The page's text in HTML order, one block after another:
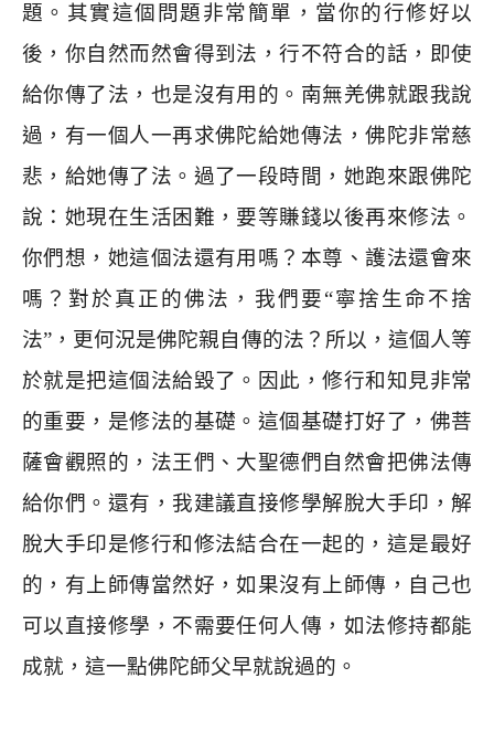
題。其實這個問題非常簡單，當你的行修好以
後，你自然而然會得到法，行不符合的話，即使
給你傳了法，也是沒有用的。南無羌佛就跟我說
過，有一個人一再求佛陀給她傳法，佛陀非常慈
悲，給她傳了法。過了一段時間，她跑來跟佛陀
說：她現在生活困難，要等賺錢以後再來修法。
你們想，她這個法還有用嗎？本尊、護法還會來
嗎？對於真正的佛法，我們要“寧捨生命不捨
法” ，更何況是佛陀親自傳的法？所以，這個人等
於就是把這個法給毀了。因此，修行和知見非常
的重要，是修法的基礎。這個基礎打好了，佛菩
薩會觀照的，法王們、大聖德們自然會把佛法傳
給你們。還有，我建議直接修學解脫大手印，解
脫大手印是修行和修法結合在一起的，這是最好
的，有上師傳當然好，如果沒有上師傳，自己也
可以直接修學，不需要任何人傳，如法修持都能
成就，這一點佛陀師父早就說過的。